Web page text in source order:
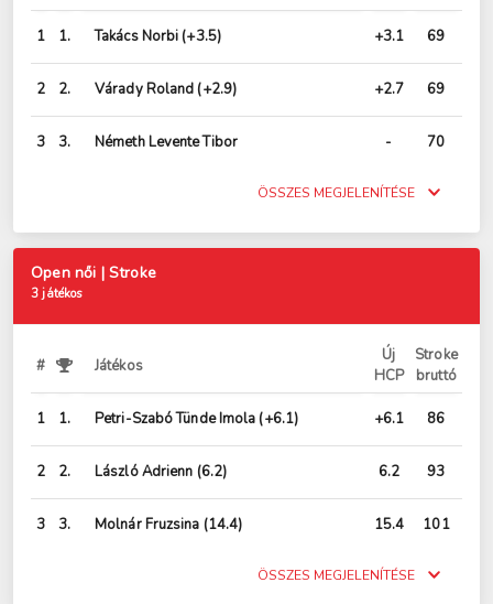
1 1. Takács Norbi (+3.5) +3.1 69
2 2. Várady Roland (+2.9) +2.7 69
3 3. Németh Levente Tibor - 70
ÖSSZES MEGJELENÍTÉSE
Open női | Stroke
3 játékos
# Játékos
Új
HCP
Stroke
bruttó
1 1. Petri-Szabó Tünde Imola (+6.1) +6.1 86
2 2. László Adrienn (6.2) 6.2 93
3 3. Molnár Fruzsina (14.4) 15.4 101
ÖSSZES MEGJELENÍTÉSE